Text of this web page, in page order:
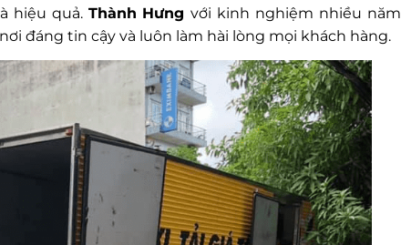
hiệu quả. Thành Hưngvới kinh nghiệm nhiều năm
đáng tin cậy và luôn làm hài lòng mọi khách hàng.